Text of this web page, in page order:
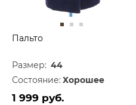
Пальто
Размер: 44
Состояние: Хорошее
1 999 руб.